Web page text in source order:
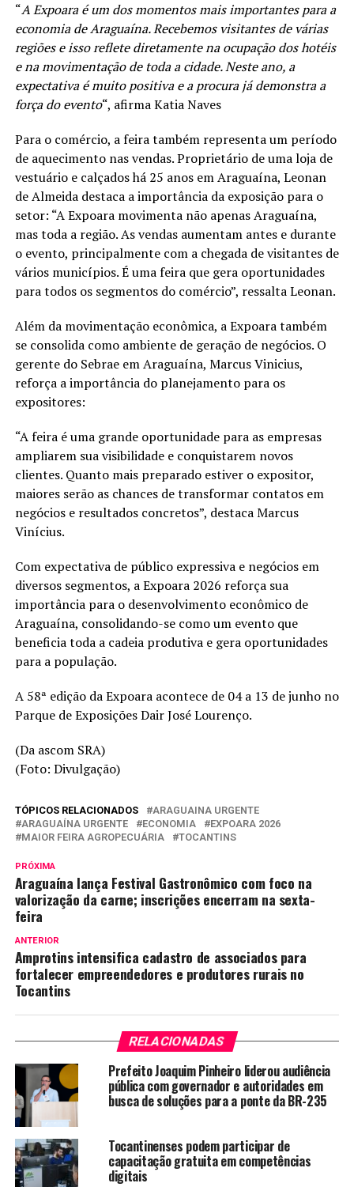
“A Expoara é um dos momentos mais importantes para a
economia de Araguaína. Recebemos visitantes de várias
regiões e isso reflete diretamente na ocupação dos hotéis
e na movimentação de toda a cidade. Neste ano, a
expectativa é muito positiva e a procura já demonstra a
força do evento“, afirma Katia Naves
Para o comércio, a feira também representa um período
de aquecimento nas vendas. Proprietário de uma loja de
vestuário e calçados há 25 anos em Araguaína, Leonan
de Almeida destaca a importância da exposição para o
setor: “A Expoara movimenta não apenas Araguaína,
mas toda a região. As vendas aumentam antes e durante
o evento, principalmente com a chegada de visitantes de
vários municípios. É uma feira que gera oportunidades
para todos os segmentos do comércio”, ressalta Leonan.
Além da movimentação econômica, a Expoara também
se consolida como ambiente de geração de negócios. O
gerente do Sebrae em Araguaína, Marcus Vinicius,
reforça a importância do planejamento para os
expositores:
“A feira é uma grande oportunidade para as empresas
ampliarem sua visibilidade e conquistarem novos
clientes. Quanto mais preparado estiver o expositor,
maiores serão as chances de transformar contatos em
negócios e resultados concretos”, destaca Marcus
Vinícius.
Com expectativa de público expressiva e negócios em
diversos segmentos, a Expoara 2026 reforça sua
importância para o desenvolvimento econômico de
Araguaína, consolidando-se como um evento que
beneficia toda a cadeia produtiva e gera oportunidades
para a população.
A 58ª edição da Expoara acontece de 04 a 13 de junho no
Parque de Exposições Dair José Lourenço.
(Da ascom SRA)
(Foto: Divulgação)
TÓPICOS RELACIONADOS
ARAGUAINA URGENTE
ARAGUAÍNA URGENTE
ECONOMIA
EXPOARA 2026
MAIOR FEIRA AGROPECUÁRIA
TOCANTINS
PRÓXIMA
Araguaína lança Festival Gastronômico com foco na
valorização da carne; inscrições encerram na sexta-
feira
ANTERIOR
Amprotins intensifica cadastro de associados para
fortalecer empreendedores e produtores rurais no
Tocantins
RELACIONADAS
Prefeito Joaquim Pinheiro liderou audiência
pública com governador e autoridades em
busca de soluções para a ponte da BR-235
Tocantinenses podem participar de
capacitação gratuita em competências
digitais